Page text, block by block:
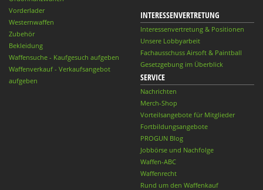
Vorderlader
Westernwaffen
Zubehör
Bekleidung
Waffensuche - Kaufgesuch aufgeben
Waffenverkauf - Verkaufsangebot
aufgeben
INTERESSENVERTRETUNG
Interessenvertretung & Positionen
Unsere Lobbyarbeit
Fachausschuss Airsoft & Paintball
Gesetzgebung im Überblick
SERVICE
Nachrichten
Merch-Shop
Vorteilsangebote für Mitglieder
Fortbildungsangebote
PROGUN Blog
Jobbörse und Nachfolge
Waffen-ABC
Waffenrecht
Rund um den Waffenkauf